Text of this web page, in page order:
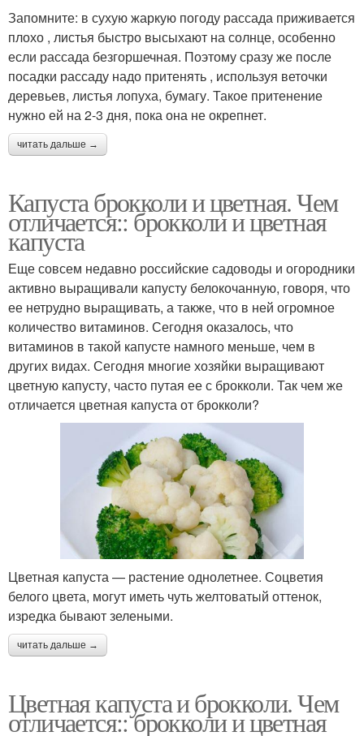
Запомните: в сухую жаркую погоду рассада приживается
плохо , листья быстро высыхают на солнце, особенно
если рассада безгоршечная. Поэтому сразу же после
посадки рассаду надо притенять , используя веточки
деревьев, листья лопуха, бумагу. Такое притенение
нужно ей на 2-3 дня, пока она не окрепнет.
читать дальше →
Капуста брокколи и цветная. Чем
отличается:: брокколи и цветная
капуста
Еще совсем недавно российские садоводы и огородники
активно выращивали капусту белокочанную, говоря, что
ее нетрудно выращивать, а также, что в ней огромное
количество витаминов. Сегодня оказалось, что
витаминов в такой капусте намного меньше, чем в
других видах. Сегодня многие хозяйки выращивают
цветную капусту, часто путая ее с брокколи. Так чем же
отличается цветная капуста от брокколи?
Цветная капуста — растение однолетнее. Соцветия
белого цвета, могут иметь чуть желтоватый оттенок,
изредка бывают зелеными.
читать дальше →
Цветная капуста и брокколи. Чем
отличается:: брокколи и цветная